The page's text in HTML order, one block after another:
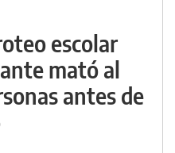
escolar
mató al
antes de